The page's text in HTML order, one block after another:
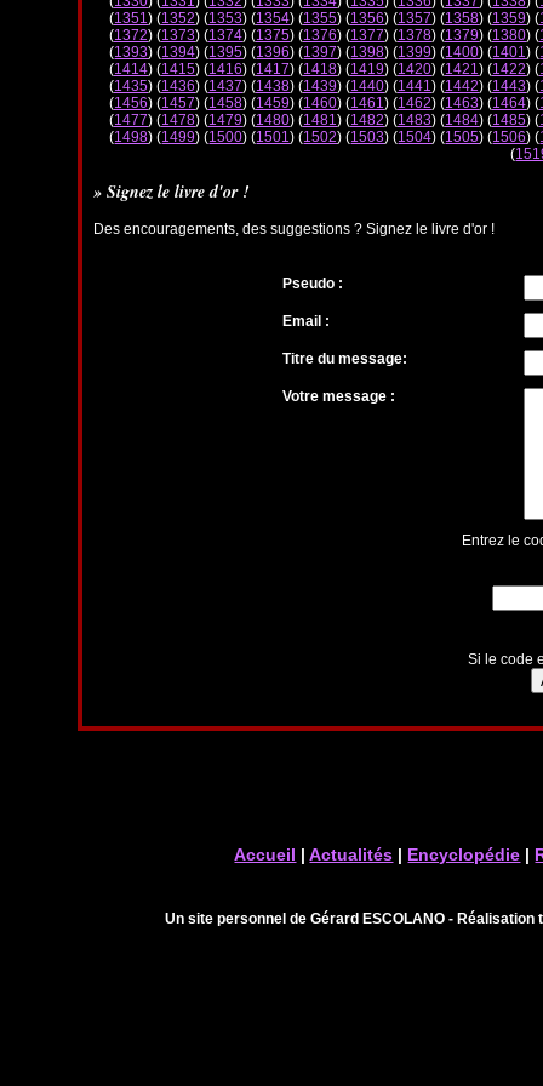
(1351) (1352) (1353) (1354) (1355) (1356) (1357) (1358) (1359) (
(1372) (1373) (1374) (1375) (1376) (1377) (1378) (1379) (1380) (
(1393) (1394) (1395) (1396) (1397) (1398) (1399) (1400) (1401) (
(1414) (1415) (1416) (1417) (1418) (1419) (1420) (1421) (1422) (
(1435) (1436) (1437) (1438) (1439) (1440) (1441) (1442) (1443) (
(1456) (1457) (1458) (1459) (1460) (1461) (1462) (1463) (1464) (
(1477) (1478) (1479) (1480) (1481) (1482) (1483) (1484) (1485) (
(1498) (1499) (1500) (1501) (1502) (1503) (1504) (1505) (1506) (
(
» Signez le livre d'or !
Des encouragements, des suggestions ? Signez le livre d'or !
Pseudo :
Email :
Titre du message:
Votre message :
Entrez le
Si le code
Accueil |Actualités | Encyclopédie |
Un site personnel de Gérard ESCOLANO -